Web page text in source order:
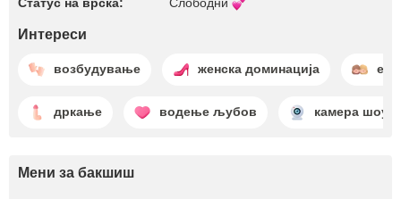
Статус на врска: Слободни
Интереси
возбудување женска доминација
дркање водење љубов камера шоу
Мени за бакшиш